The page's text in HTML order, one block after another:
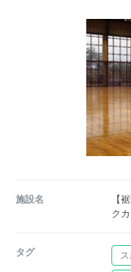
施設名
【
ク
タグ